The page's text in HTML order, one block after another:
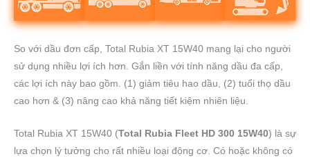
So với dầu đơn cấp, Total Rubia XT 15W40 mang lại cho người
sử dụng nhiều lợi ích hơn. Gắn liền với tính năng dầu đa cấp,
các lợi ích này bao gồm. (1) giảm tiêu hao dầu, (2) tuổi thọ dầu
cao hơn & (3) nâng cao khả năng tiết kiệm nhiên liệu.
Total Rubia XT 15W40 (Total Rubia Fleet HD 300 15W40) là sự
lựa chọn lý tưởng cho rất nhiều loại động cơ. Có hoặc không có